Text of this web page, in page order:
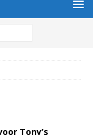
Tony’s